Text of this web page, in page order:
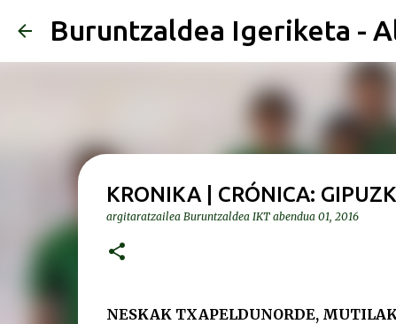
Buruntzaldea Igeriketa -
KRONIKA | CRÓNICA:
argitaratzailea Buruntzaldea IKT abendua 01, 2016
NESKAK TXAPELDUNORDE,